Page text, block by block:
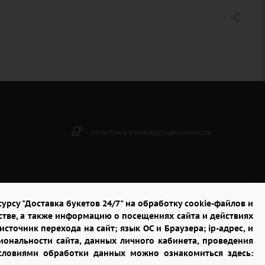
"Доставка букетов 24/7" на обработку cookie-файлов и
а также информацию о посещениях сайта и действиях
перехода на сайт; язык ОС и Браузера; ip-адрес, и
сайта, данных личного кабинета, проведения
обработки данных можно ознакомиться здесь: